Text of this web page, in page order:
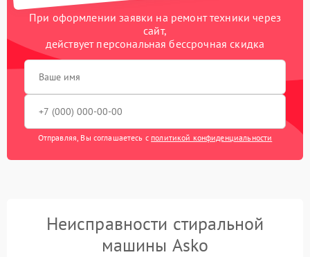
При оформлении заявки на ремонт техники через
сайт,
действует персональная бессрочная скидка
Отправляя, Вы соглашаетесь с политикой конфиденциальности
Неисправности стиральной
машины Asko